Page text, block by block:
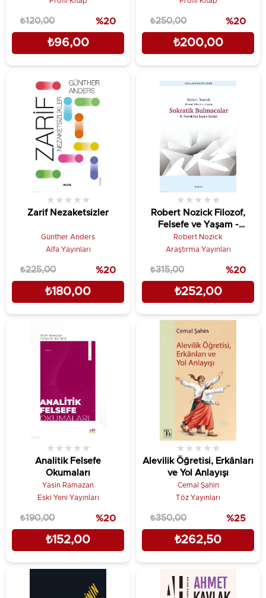
₺96,00
₺120,00 %20
₺200,00
₺250,00 %20
Zarif Nezaketsizler
★ ★ ★ ★ ★
Günther Anders
Alfa Yayınları
₺180,00
₺225,00 %20
Robert Nozick Filozof,
Felsefe ve Yaşam -
Sokratik Bulmacalar
;Nozick’ten Seçme Yazılar
★ ★ ★ ★ ★
Robert Nozick
Araştırma Yayınları
₺252,00
₺315,00 %20
Analitik Felsefe
Okumaları
★ ★ ★ ★ ★
Yasin Ramazan
Eski Yeni Yayınları
₺152,00
₺190,00 %20
Alevilik Öğretisi, Erkânları
ve Yol Anlayışı
★ ★ ★ ★ ★
Cemal Şahin
Töz Yayınları
₺262,50
₺350,00 %25